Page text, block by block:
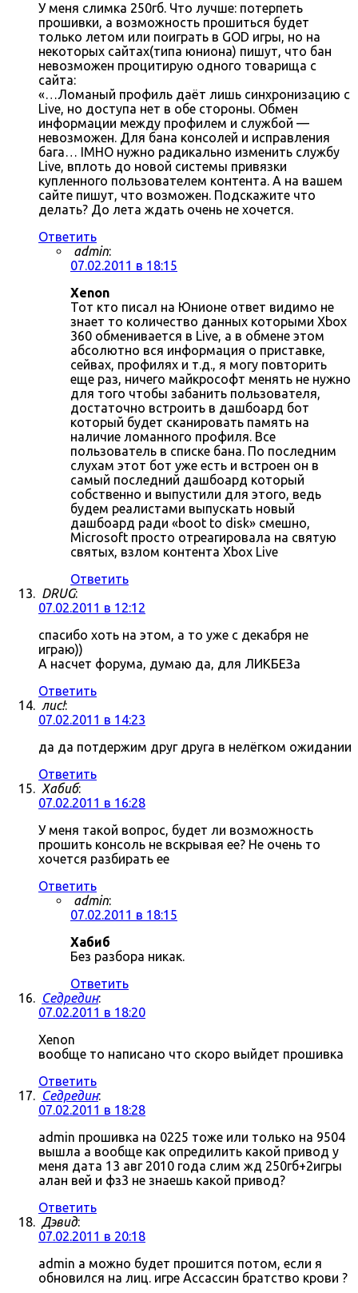
У меня слимка 250гб. Что лучше: потерпеть
прошивки, а возможность прошиться будет
только летом или поиграть в GOD игры, но на
некоторых сайтах(типа юниона) пишут, что бан
невозможен процитирую одного товарища с
сайта:
«…Ломаный профиль даёт лишь синхронизацию с
Live, но доступа нет в обе стороны. Обмен
информации между профилем и службой —
невозможен. Для бана консолей и исправления
бага… IMHO нужно радикально изменить службу
Live, вплоть до новой системы привязки
купленного пользователем контента. А на вашем
сайте пишут, что возможен. Подскажите что
делать? До лета ждать очень не хочется.
Ответить
admin:
07.02.2011 в 18:15
Xenon
Тот кто писал на Юнионе ответ видимо не
знает то количество данных которыми Xbox
360 обменивается в Live, а в обмене этом
абсолютно вся информация о приставке,
сейвах, профилях и т.д., я могу повторить
еще раз, ничего майкрософт менять не нужно
для того чтобы забанить пользователя,
достаточно встроить в дашбоард бот
который будет сканировать память на
наличие ломанного профиля. Все
пользователь в списке бана. По последним
слухам этот бот уже есть и встроен он в
самый последний дашбоард который
собственно и выпустили для этого, ведь
будем реалистами выпускать новый
дашбоард ради «boot to disk» смешно,
Microsoft просто отреагировала на святую
святых, взлом контента Xbox Live
Ответить
DRUG:
07.02.2011 в 12:12
спасибо хоть на этом, а то уже с декабря не
играю))
А насчет форума, думаю да, для ЛИКБЕЗа
Ответить
лис!:
07.02.2011 в 14:23
да да потдержим друг друга в нелёгком ожидании
Ответить
Хабиб:
07.02.2011 в 16:28
У меня такой вопрос, будет ли возможность
прошить консоль не вскрывая ее? Не очень то
хочется разбирать ее
Ответить
admin:
07.02.2011 в 18:15
Хабиб
Без разбора никак.
Ответить
Седредин:
07.02.2011 в 18:20
Xenon
вообще то написано что скоро выйдет прошивка
Ответить
Седредин:
07.02.2011 в 18:28
admin прошивка на 0225 тоже или только на 9504
вышла а вообще как опредилить какой привод у
меня дата 13 авг 2010 года слим жд 250гб+2игры
алан вей и фз3 не знаешь какой привод?
Ответить
Дэвид:
07.02.2011 в 20:18
admin а можно будет прошится потом, если я
обновился на лиц. игре Ассассин братство крови ?